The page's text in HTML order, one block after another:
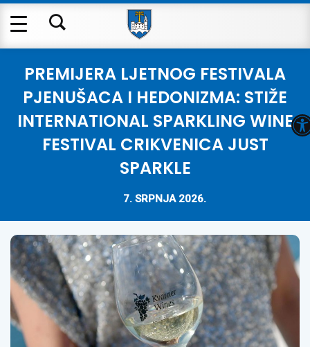
PREMIJERA LJETNOG FESTIVALA
PJENUŠACA I HEDONIZMA: STIŽE
INTERNATIONAL SPARKLING WINE
FESTIVAL CRIKVENICA JUST
SPARKLE
7. SRPNJA 2026.